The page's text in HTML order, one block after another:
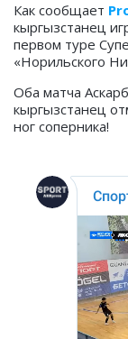
Как сообщает
кыргызстанец
первом туре
«Норильского
Оба матча
кыргызстанец
ног соперника!